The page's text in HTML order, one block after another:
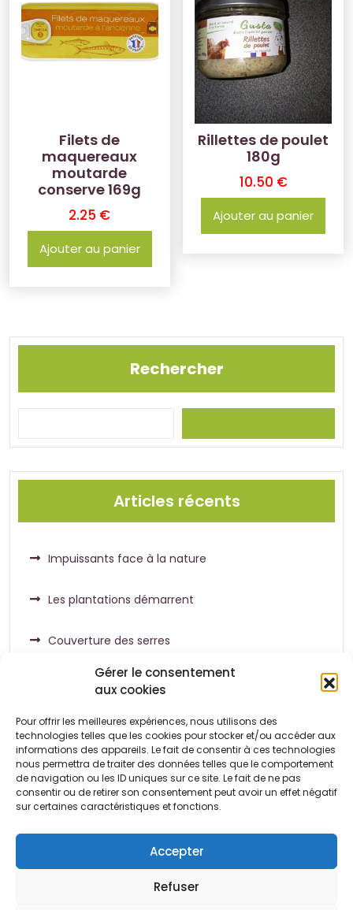
Gérer le consentement
aux cookies
Pour offrir les meilleures expériences, nous utilisons des
technologies telles que les cookies pour stocker et/ou accéder aux
informations des appareils. Le fait de consentir à ces technologies
nous permettra de traiter des données telles que le comportement
de navigation ou les ID uniques sur ce site. Le fait de ne pas
consentir ou de retirer son consentement peut avoir un effet négatif
sur certaines caractéristiques et fonctions.
Accepter
Refuser
Filets de
maquereaux
moutarde
conserve 169g
2.25 €
Ajouter au panier
Rillettes de poulet
180g
10.50 €
Ajouter au panier
Rechercher
Articles récents
Impuissants face à la nature
Les plantations démarrent
Couverture des serres
Commentaires récents
Aucun commentaire à afficher.